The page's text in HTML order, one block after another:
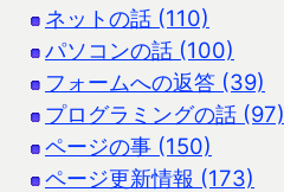
ネットの話 (110)
パソコンの話 (100)
フォームへの返答 (39)
プログラミングの話 (97)
ページの事 (150)
ページ更新情報 (173)